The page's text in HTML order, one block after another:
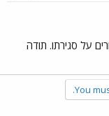
על סגירתו. תודה
You